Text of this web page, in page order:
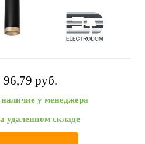
96,79 pуб.
у менеджера
удаленном складе